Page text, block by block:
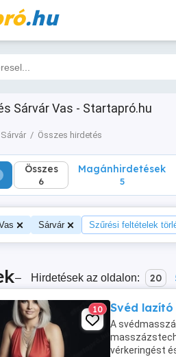
.hu
Sárvár Vas - Startapró.hu
Sárvár Összes hirdetés
Összes
6
Összes
6
Magánhirdetések
5
Sárvár Szűrési feltételek
– Hirdetések az oldalon: 20
10 Svéd
A
vérkeringést